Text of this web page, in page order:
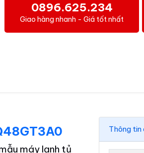
0896.625.234
Giao hàng nhanh - Giá tốt nhất
máy lạnh tủ
Thông tin